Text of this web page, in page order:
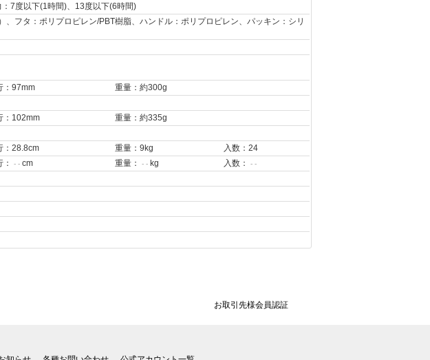
7度以下(1時間)、13度以下(6時間)
フタ：ポリプロピレン/PBT樹脂、ハンドル：ポリプロピレン、パッキン：シリ
：97mm
重量：約300g
：102mm
重量：約335g
：28.8cm 重量：9kg
入数：24
- - cm 重量： - - kg 入数： - -
お取引先様会員認証